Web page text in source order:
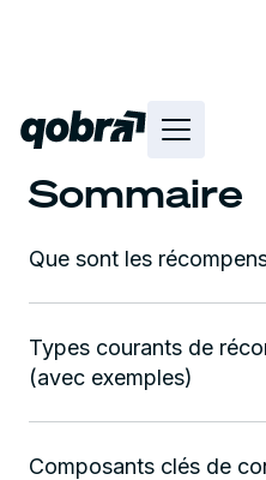
Sommaire
Que sont les
Types courants de
(avec exemples)
Composants clés de